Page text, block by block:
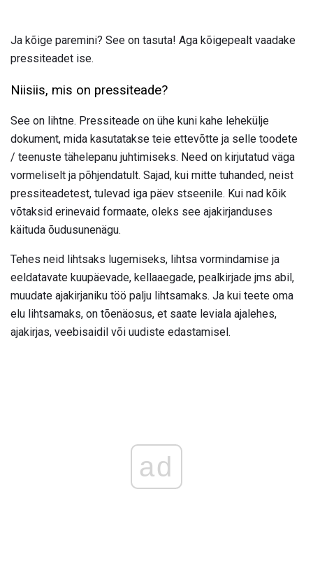
Ja kõige paremini? See on tasuta! Aga kõigepealt vaadake
pressiteadet ise.
Niisiis, mis on pressiteade?
See on lihtne. Pressiteade on ühe kuni kahe lehekülje
dokument, mida kasutatakse teie ettevõtte ja selle toodete
/ teenuste tähelepanu juhtimiseks. Need on kirjutatud väga
vormeliselt ja põhjendatult. Sajad, kui mitte tuhanded, neist
pressiteadetest, tulevad iga päev stseenile. Kui nad kõik
võtaksid erinevaid formaate, oleks see ajakirjanduses
käituda õudusunenägu.
Tehes neid lihtsaks lugemiseks, lihtsa vormindamise ja
eeldatavate kuupäevade, kellaaegade, pealkirjade jms abil,
muudate ajakirjaniku töö palju lihtsamaks. Ja kui teete oma
elu lihtsamaks, on tõenäosus, et saate leviala ajalehes,
ajakirjas, veebisaidil või uudiste edastamisel.
ad